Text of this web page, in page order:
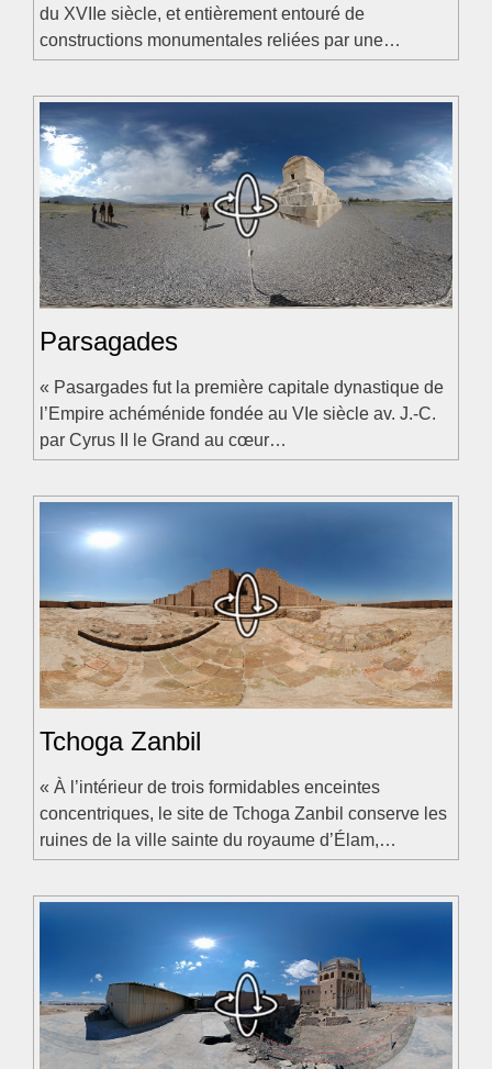
du XVIIe siècle, et entièrement entouré de
constructions monumentales reliées par une…
Parsagades
« Pasargades fut la première capitale dynastique de
l’Empire achéménide fondée au VIe siècle av. J.-C.
par Cyrus II le Grand au cœur…
Tchoga Zanbil
« À l’intérieur de trois formidables enceintes
concentriques, le site de Tchoga Zanbil conserve les
ruines de la ville sainte du royaume d’Élam,…